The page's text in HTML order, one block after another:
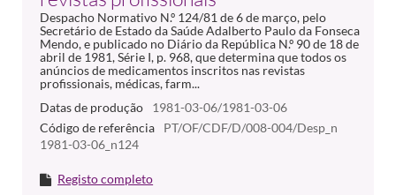
Despacho Normativo N.º 124/81 de 6 de março, pelo
Secretário de Estado da Saúde Adalberto Paulo da Fonseca
Mendo, e publicado no Diário da República N.º 90 de 18 de
abril de 1981, Série I, p. 968, que determina que todos os
anúncios de medicamentos inscritos nas revistas
profissionais, médicas, farm...
Datas de produção
1981-03-06/1981-03-06
Código de referência
PT/OF/CDF/D/008-004/Desp_n
1981-03-06_n124
Registo completo